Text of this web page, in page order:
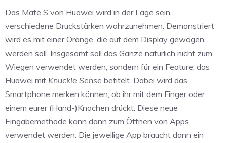
Das Mate S von Huawei wird in der Lage sein,
verschiedene Druckstärken wahrzunehmen. Demonstriert
wird es mit einer Orange, die auf dem Display gewogen
werden soll. Insgesamt soll das Ganze natürlich nicht zum
Wiegen verwendet werden, sondern für ein Feature, das
Huawei mit Knuckle Sense betitelt. Dabei wird das
Smartphone merken können, ob ihr mit dem Finger oder
einem eurer (Hand-)Knochen drückt. Diese neue
Eingabemethode kann dann zum Öffnen von Apps
verwendet werden. Die jeweilige App braucht dann ein